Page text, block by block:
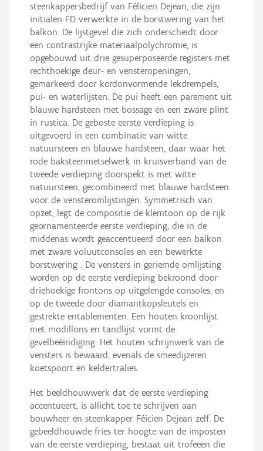
steenkappersbedrijf van Félicien Dejean, die zijn
initialen FD verwerkte in de borstwering van het
balkon. De lijstgevel die zich onderscheidt door
een contrastrijke materiaalpolychromie, is
opgebouwd uit drie gesuperposeerde registers met
rechthoekige deur- en vensteropeningen,
gemarkeerd door kordonvormende lekdrempels,
pui- en waterlijsten. De pui heeft een parement uit
blauwe hardsteen met bossage en een zware plint
in rustica. De geboste eerste verdieping is
uitgevoerd in een combinatie van witte
natuursteen en blauwe hardsteen, daar waar het
rode baksteenmetselwerk in kruisverband van de
tweede verdieping doorspekt is met witte
natuursteen, gecombineerd met blauwe hardsteen
voor de vensteromlijstingen. Symmetrisch van
opzet, legt de compositie de klemtoon op de rijk
geornamenteerde eerste verdieping, die in de
middenas wordt geaccentueerd door een balkon
met zware voluutconsoles en een bewerkte
borstwering . De vensters in geriemde omlijsting
worden op de eerste verdieping bekroond door
driehoekige frontons op uitgelengde consoles, en
op de tweede door diamantkopsleutels en
gestrekte entablementen. Een houten kroonlijst
met modillons en tandlijst vormt de
gevelbeëindiging. Het houten schrijnwerk van de
vensters is bewaard, evenals de smeedijzeren
koetspoort en keldertralies.
Het beeldhouwwerk dat de eerste verdieping
accentueert, is allicht toe te schrijven aan
bouwheer en steenkapper Féicien Dejean zelf. De
gebeeldhouwde fries ter hoogte van de imposten
van de eerste verdieping, bestaat uit trofeeën die